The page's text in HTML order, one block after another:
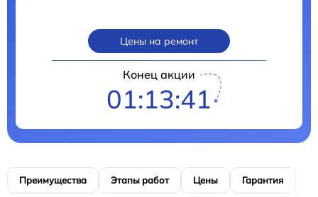
Цены на ремонт
Конец акции
01:13:40
Преимущества Этапы работ Цены Гарантия